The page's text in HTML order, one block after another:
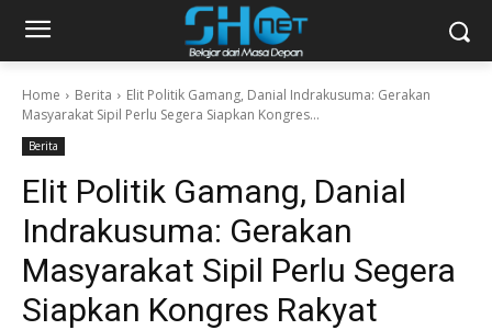
Home Berita
Elit Politik Gamang, Danial Indrakusuma: Gerakan
Masyarakat Sipil Perlu Segera Siapkan Kongres...
Berita
Elit Politik Gamang, Danial
Indrakusuma: Gerakan
Masyarakat Sipil Perlu Segera
Siapkan Kongres Rakyat